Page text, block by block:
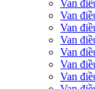
Van
Van
Van
Van
Van
Van
Van